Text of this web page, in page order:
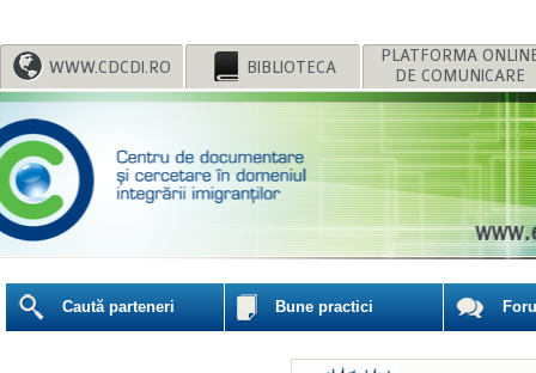
WWW.CDCDI.RO BIBLIOTECA DE COMUNICARE
Caută parteneri Bune practici